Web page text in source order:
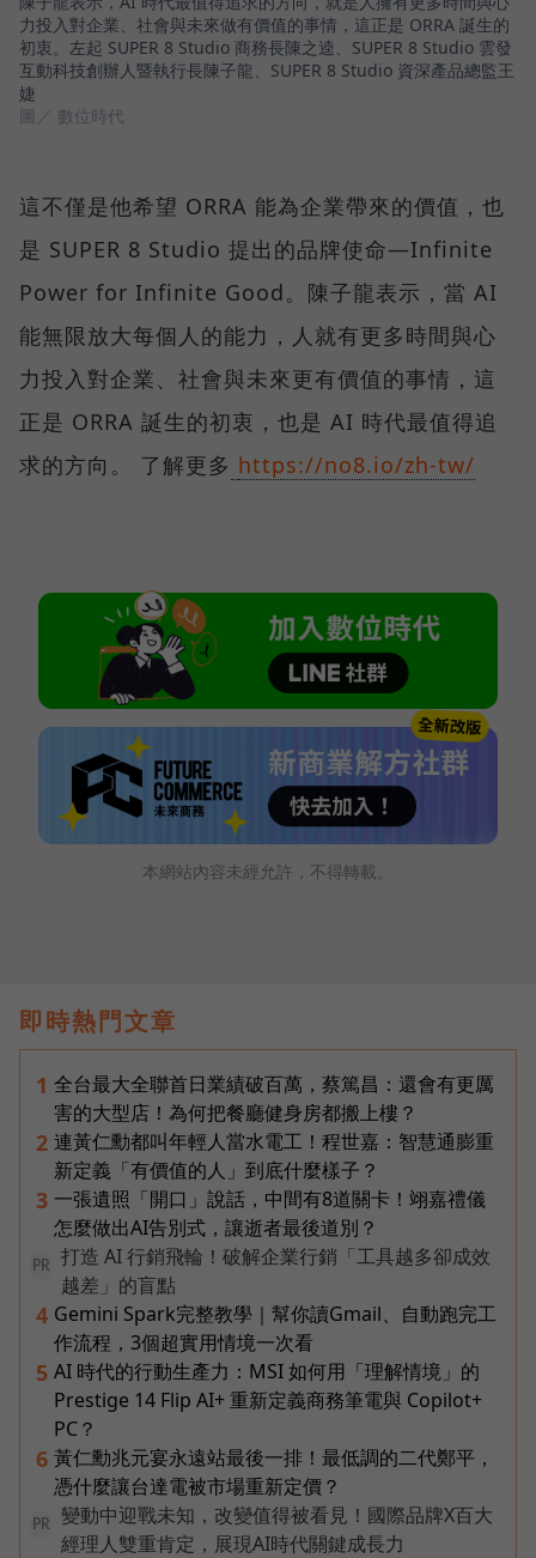
力投入對企業、社會與未來做有價值的事情，這正是 ORRA 誕生的
初衷。左起 SUPER 8 Studio 商務長陳之逵、SUPER 8 Studio 雲發
互動科技創辦人暨執行長陳子龍、SUPER 8 Studio 資深產品總監王
婕
圖／ 數位時代
這不僅是他希望 ORRA 能為企業帶來的價值，也
是 SUPER 8 Studio 提出的品牌使命—Infinite
Power for Infinite Good。陳子龍表示，當 AI
能無限放大每個人的能力，人就有更多時間與心
力投入對企業、社會與未來更有價值的事情，這
正是 ORRA 誕生的初衷，也是 AI 時代最值得追
求的方向。 了解更多 https://no8.io/zh-tw/
本網站內容未經允許，不得轉載。
即時熱門文章
1 全台最大全聯首日業績破百萬，蔡篤昌：還會有更厲
害的大型店！為何把餐廳健身房都搬上樓？
2 連黃仁勳都叫年輕人當水電工！程世嘉：智慧通膨重
新定義「有價值的人」到底什麼樣子？
3 一張遺照「開口」說話，中間有8道關卡！翊嘉禮儀
怎麼做出AI告別式，讓逝者最後道別？
PR
打造 AI 行銷飛輪！破解企業行銷「工具越多卻成效
越差」的盲點
4 Gemini Spark完整教學｜幫你讀Gmail、自動跑完工
作流程，3個超實用情境一次看
5 AI 時代的行動生產力：MSI 如何用「理解情境」的
Prestige 14 Flip AI+ 重新定義商務筆電與 Copilot+
PC？
6 黃仁勳兆元宴永遠站最後一排！最低調的二代鄭平，
憑什麼讓台達電被市場重新定價？
PR
變動中迎戰未知，改變值得被看見！國際品牌X百大
經理人雙重肯定，展現AI時代關鍵成長力